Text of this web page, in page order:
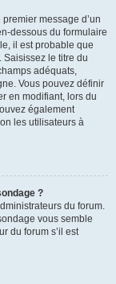
message d’un
dessous du formulaire
il est probable que
Saisissez le titre du
adéquats,
Vous pouvez définir
en modifiant, lors du
également
les utilisateurs à
?
du forum.
vous semble
du forum s’il est